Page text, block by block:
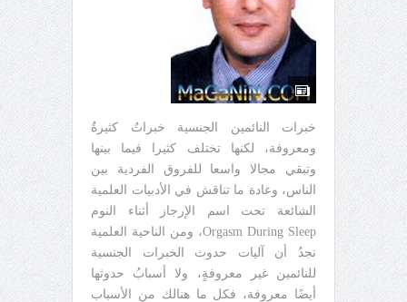
خبرات النائمين الجنسية خبراتٌ كثيرةٌ
ومعروفة، لكنها تختلف كثيرا فيما بينها
وتبقي مجالا واسعا للفروق الفردية بين
الناس، وعادة ما تناقش في الأدبيات العلمية
الشائعة تحت اسم الإرجاز أثناء النوم
Orgasm During Sleep، ومن الناحية العلمية
نجدُ أن آليات حدوث الخبرات الجنسية
للنائمين غير معروفةٍ، ولا أسبابُ حدوثها
أيضًا معروفة، فكل ما هنالك من الأسباب